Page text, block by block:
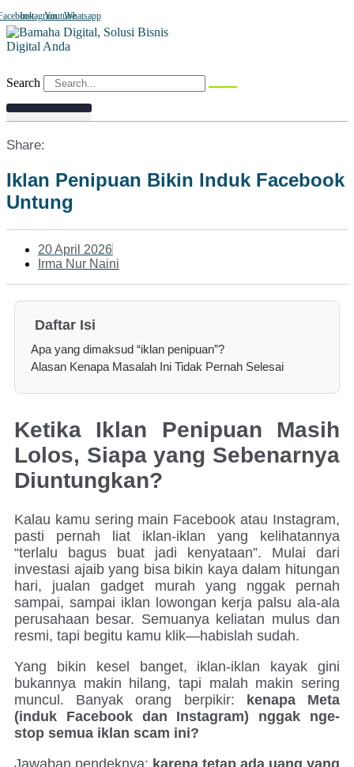
InstagramYoutubeWhatsapp
Search
Share:
Iklan Penipuan Bikin Induk Facebook
Untung
20 April 2026
Irma Nur Naini
Daftar Isi
Apa yang dimaksud “iklan penipuan”?
Alasan Kenapa Masalah Ini Tidak Pernah Selesai
Ketika Iklan Penipuan Masih
Lolos, Siapa yang Sebenarnya
Diuntungkan?
Kalau kamu sering main Facebook atau Instagram,
pasti pernah liat iklan-iklan yang kelihatannya
“terlalu bagus buat jadi kenyataan”. Mulai dari
investasi ajaib yang bisa bikin kaya dalam hitungan
hari, jualan gadget murah yang nggak pernah
sampai, sampai iklan lowongan kerja palsu ala-ala
perusahaan besar. Semuanya keliatan mulus dan
resmi, tapi begitu kamu klik—habislah sudah.
Yang bikin kesel banget, iklan-iklan kayak gini
bukannya makin hilang, tapi malah makin sering
muncul. Banyak orang berpikir: kenapa Meta
(induk Facebook dan Instagram) nggak nge-
stop semua iklan scam ini?
Jawaban pendeknya: karena tetap ada uang yang